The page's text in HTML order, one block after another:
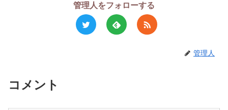
管理人をフォローする
管理人
コメント